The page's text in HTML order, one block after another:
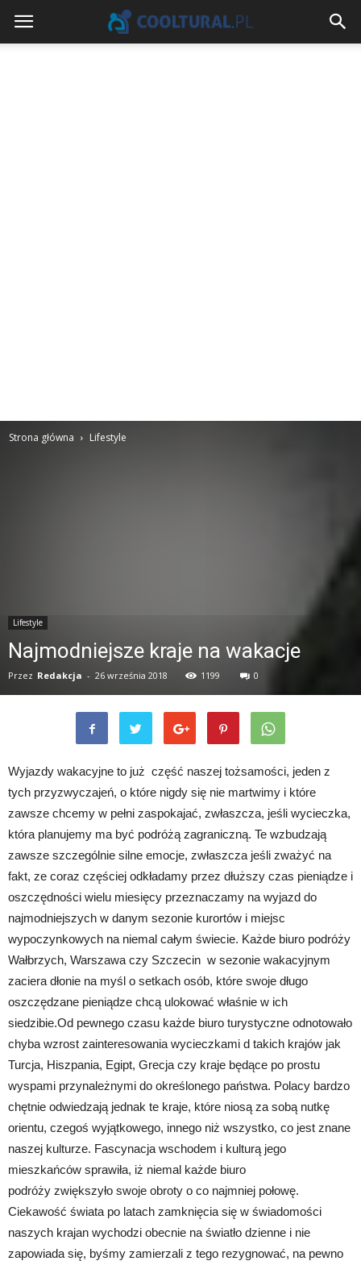
Strona główna Lifestyle
Lifestyle
Najmodniejsze kraje na wakacje
Przez Redakcja - 26 września 2018 1199 0
Wyjazdy wakacyjne to już część naszej tożsamości, jeden z
tych przyzwyczajeń, o które nigdy się nie martwimy i które
zawsze chcemy w pełni zaspokajać, zwłaszcza, jeśli wycieczka,
która planujemy ma być podróżą zagraniczną. Te wzbudzają
zawsze szczególnie silne emocje, zwłaszcza jeśli zważyć na
fakt, ze coraz częściej odkładamy przez dłuższy czas pieniądze i
oszczędności wielu miesięcy przeznaczamy na wyjazd do
najmodniejszych w danym sezonie kurortów i miejsc
wypoczynkowych na niemal całym świecie. Każde biuro podróży
Wałbrzych, Warszawa czy Szczecin w sezonie wakacyjnym
zaciera dłonie na myśl o setkach osób, które swoje długo
oszczędzane pieniądze chcą ulokować właśnie w ich
siedzibie.Od pewnego czasu każde biuro turystyczne odnotowało
chyba wzrost zainteresowania wycieczkami d takich krajów jak
Turcja, Hiszpania, Egipt, Grecja czy kraje będące po prostu
wyspami przynależnymi do określonego państwa. Polacy bardzo
chętnie odwiedzają jednak te kraje, które niosą za sobą nutkę
orientu, czegoś wyjątkowego, innego niż wszystko, co jest znane
naszej kulturze. Fascynacja wschodem i kulturą jego
mieszkańców sprawiła, iż niemal każde biuro
podróży zwiększyło swoje obroty o co najmniej połowę.
Ciekawość świata po latach zamknięcia się w świadomości
naszych krajan wychodzi obecnie na światło dzienne i nie
zapowiada się, byśmy zamierzali z tego rezygnować, na pewno